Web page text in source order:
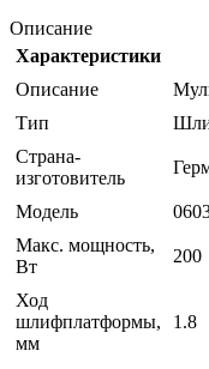
Описание
Характеристики
Описание
Тип
Страна-
изготовитель
Модель
Макс. мощность,
Вт
200
Ход
шлифплатформы,
мм
1.8